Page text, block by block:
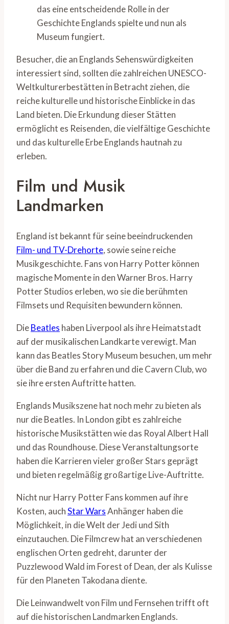
das eine entscheidende Rolle in der
Geschichte Englands spielte und nun als
Museum fungiert.
Besucher, die an Englands Sehenswürdigkeiten
interessiert sind, sollten die zahlreichen UNESCO-
Weltkulturerbestätten in Betracht ziehen, die
reiche kulturelle und historische Einblicke in das
Land bieten. Die Erkundung dieser Stätten
ermöglicht es Reisenden, die vielfältige Geschichte
und das kulturelle Erbe Englands hautnah zu
erleben.
Film und Musik
Landmarken
England ist bekannt für seine beeindruckenden
Film- und TV-Drehorte, sowie seine reiche
Musikgeschichte. Fans von Harry Potter können
magische Momente in den Warner Bros. Harry
Potter Studios erleben, wo sie die berühmten
Filmsets und Requisiten bewundern können.
DieBeatles haben Liverpool als ihre Heimatstadt
auf der musikalischen Landkarte verewigt. Man
kann das Beatles Story Museum besuchen, um mehr
über die Band zu erfahren und die Cavern Club, wo
sie ihre ersten Auftritte hatten.
Englands Musikszene hat noch mehr zu bieten als
nur die Beatles. In London gibt es zahlreiche
historische Musikstätten wie das Royal Albert Hall
und das Roundhouse. Diese Veranstaltungsorte
haben die Karrieren vieler großer Stars geprägt
und bieten regelmäßig großartige Live-Auftritte.
Nicht nur Harry Potter Fans kommen auf ihre
Kosten, auchStar WarsAnhänger haben die
Möglichkeit, in die Welt der Jedi und Sith
einzutauchen. Die Filmcrew hat an verschiedenen
englischen Orten gedreht, darunter der
Puzzlewood Wald im Forest of Dean, der als Kulisse
für den Planeten Takodana diente.
Die Leinwandwelt von Film und Fernsehen trifft oft
auf die historischen Landmarken Englands.